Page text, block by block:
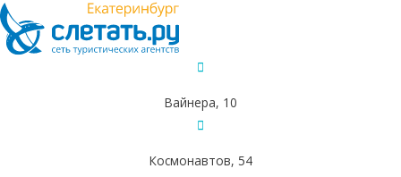
Вайнера, 10
Космонавтов, 54